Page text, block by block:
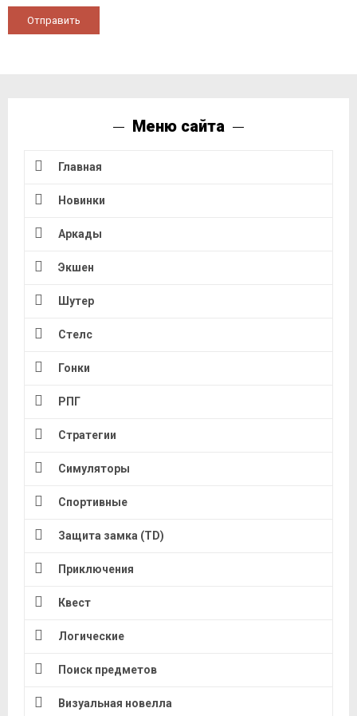
Отправить
Меню сайта
Главная
Новинки
Аркады
Экшен
Шутер
Стелс
Гонки
РПГ
Стратегии
Симуляторы
Спортивные
Защита замка (TD)
Приключения
Квест
Логические
Поиск предметов
Визуальная новелла